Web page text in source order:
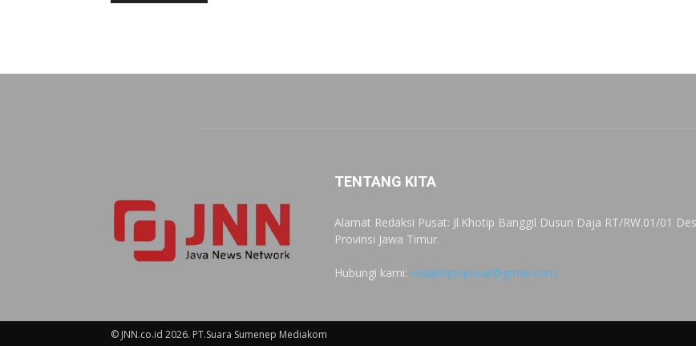
TENTANG KITA
Alamat Redaksi Pusat: Jl.Khotip Banggil Dusun Daja RT/RW.01/01
Provinsi Jawa Timur.
Hubungi kami: redaksijnnpusat@gmail.com
© JNN.co.id 2026. PT.Suara Sumenep Mediakom